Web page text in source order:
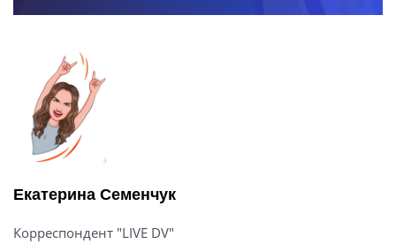
Екатерина Семенчук
Корреспондент "LIVE DV"